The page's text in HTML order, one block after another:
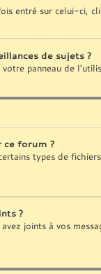
entré sur celui-ci,
de sujets ?
panneau de
ce forum ?
types de
?
joints à vos